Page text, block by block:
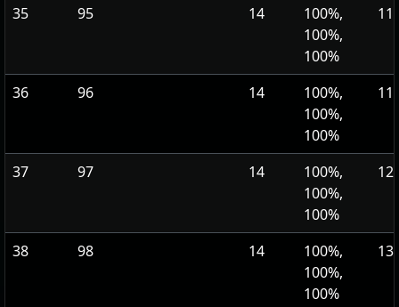
35 95 14
100%,
100%,
100%
36 96 14
100%,
100%,
100%
37 97 14
100%,
100%,
100%
38 98 14
100%,
100%,
100%